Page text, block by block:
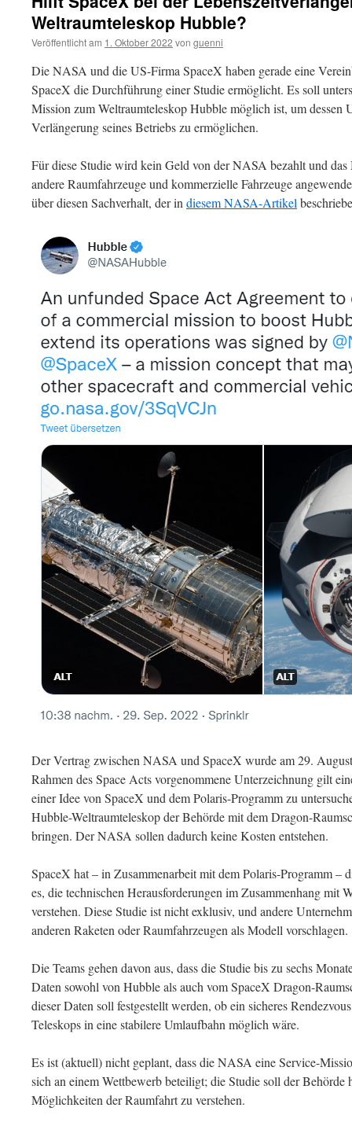
Weltraumteleskop Hubble?
Veröffentlicht am 1. Oktober 2022 von guenni
Die NASA und die US-Firma SpaceX haben gerade eine
SpaceX die Durchführung einer Studie ermöglicht. Es soll
Mission zum Weltraumteleskop Hubble möglich ist, um dessen
Verlängerung seines Betriebs zu ermöglichen.
Für diese Studie wird kein Geld von der NASA bezahlt und
andere Raumfahrzeuge und kommerzielle Fahrzeuge
über diesen Sachverhalt, der in diesem NASA-Artikel
Der Vertrag zwischen NASA und SpaceX wurde am 29.
Rahmen des Space Acts vorgenommene Unterzeichnung gilt
einer Idee von SpaceX und dem Polaris-Programm zu
Hubble-Weltraumteleskop der Behörde mit dem Dragon-
bringen. Der NASA sollen dadurch keine Kosten entstehen.
SpaceX hat – in Zusammenarbeit mit dem Polaris-Programm –
es, die technischen Herausforderungen im Zusammenhang mit
verstehen. Diese Studie ist nicht exklusiv, und andere
anderen Raketen oder Raumfahrzeugen als Modell vorschlagen.
Die Teams gehen davon aus, dass die Studie bis zu sechs
Daten sowohl von Hubble als auch vom SpaceX Dragon-
dieser Daten soll festgestellt werden, ob ein sicheres
Teleskops in eine stabilere Umlaufbahn möglich wäre.
Es ist (aktuell) nicht geplant, dass die NASA eine Service-
sich an einem Wettbewerb beteiligt; die Studie soll der Behörde
Möglichkeiten der Raumfahrt zu verstehen.